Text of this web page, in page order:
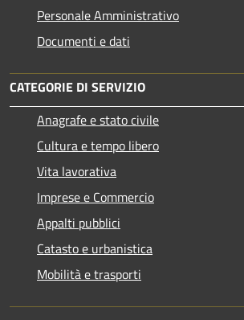
Personale Amministrativo
Documenti e dati
CATEGORIE DI SERVIZIO
Anagrafe e stato civile
Cultura e tempo libero
Vita lavorativa
Imprese e Commercio
Appalti pubblici
Catasto e urbanistica
Mobilità e trasporti